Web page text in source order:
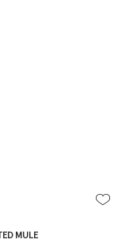
MULE